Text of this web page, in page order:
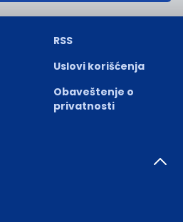
RSS
Uslovi korišćenja
Obaveštenje o
privatnosti